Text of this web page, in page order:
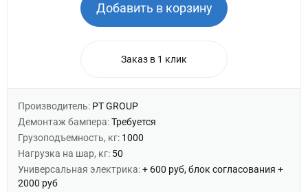
Добавить в корзину
Заказ в 1 клик
Производитель: PT GROUP
Демонтаж бампера:Требуется
Грузоподъемность, кг: 1000
Нагрузка на шар, кг: 50
Универсальная электрика:+ 600 руб, блок согласования +
2000 руб